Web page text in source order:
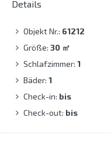
Details
Objekt Nr.: 61212
Größe: 30 ㎡
Schlafzimmer: 1
Bäder: 1
Check-in: bis
Check-out: bis